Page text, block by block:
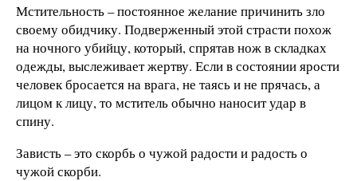
Мстительность – постоянное желание причинить зло
своему обидчику. Подверженный этой страсти похож
на ночного убийцу, который, спрятав нож в складках
одежды, выслеживает жертву. Если в состоянии ярости
человек бросается на врага, не таясь и не прячась, а
лицом к лицу, то мститель обычно наносит удар в
спину.
Зависть – это скорбь о чужой радости и радость о
чужой скорби.